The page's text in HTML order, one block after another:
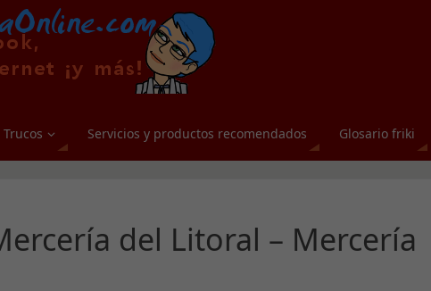
Trucos Servicios y productos recomendados Glosario friki
del Litoral – Mercería